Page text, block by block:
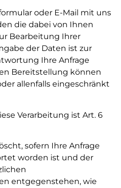
oder E-Mail mit uns
die dabei von Ihnen
Bearbeitung Ihrer
der Daten ist zur
Ihre Anfrage
Bereitstellung können
allenfalls eingeschränkt
Verarbeitung ist Art. 6
sofern Ihre Anfrage
worden ist und der
entgegenstehen, wie